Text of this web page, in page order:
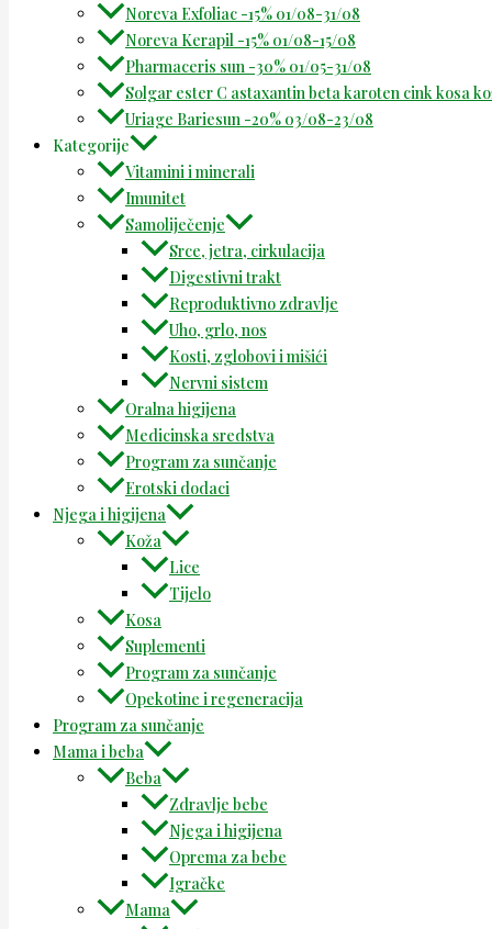
Noreva Exfoliac -15% 01/08-31/08
Noreva Kerapil -15% 01/08-15/08
Pharmaceris sun -30% 01/05-31/08
Solgar ester C astaxantin beta karoten cink kosa
Uriage Bariesun -20% 03/08-23/08
Kategorije
Vitamini i minerali
Imunitet
Samoliječenje
Srce, jetra, cirkulacija
Digestivni trakt
Reproduktivno zdravlje
Uho, grlo, nos
Kosti, zglobovi i mišići
Nervni sistem
Oralna higijena
Medicinska sredstva
Program za sunčanje
Erotski dodaci
Njega i higijena
Koža
Lice
Tijelo
Kosa
Suplementi
Program za sunčanje
Opekotine i regeneracija
Program za sunčanje
Mama i beba
Beba
Zdravlje bebe
Njega i higijena
Oprema za bebe
Igračke
Mama